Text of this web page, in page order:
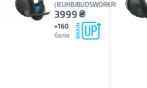
(IEUHBJBUDSWORKRBLK4)
3999₴
+160
балів